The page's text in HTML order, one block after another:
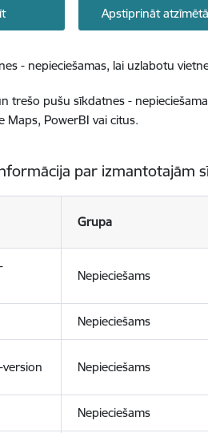
Apstiprināt
- nepieciešamas, lai uzlabotu
trešo pušu sīkdatnes -
Maps, PowerBI vai citus.
par izmantotajām
Grupa
Nepieciešams
Nepieciešams
Nepieciešams
Nepieciešams